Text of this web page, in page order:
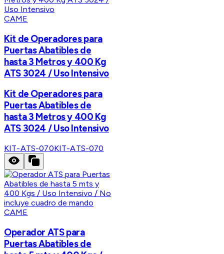
CAME
Kit de Operadores para
Puertas Abatibles de
hasta 3 Metros y 400 Kg
ATS 3024 / Uso Intensivo
Kit de Operadores para
Puertas Abatibles de
hasta 3 Metros y 400 Kg
ATS 3024 / Uso Intensivo
KIT-ATS-070KIT-ATS-070
CAME
Operador ATS para
Puertas Abatibles de